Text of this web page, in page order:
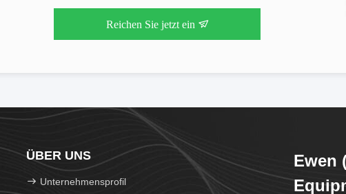
Reichen Sie jetzt ein
ÜBER UNS
Unternehmensprofil
Ewen